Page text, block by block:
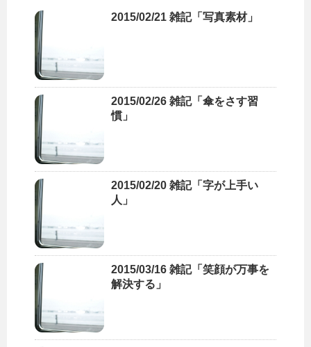
2015/02/21 雑記「写真素材」
2015/02/26 雑記「傘をさす習
慣」
2015/02/20 雑記「字が上手い
人」
2015/03/16 雑記「笑顔が万事を
解決する」